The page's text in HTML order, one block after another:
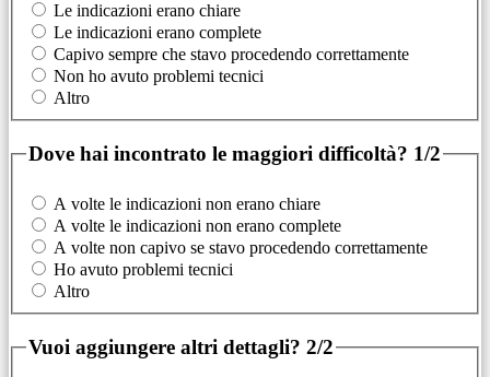
Le indicazioni erano chiare
Le indicazioni erano complete
Capivo sempre che stavo procedendo correttamente
Non ho avuto problemi tecnici
Altro
Dove hai incontrato le maggiori difficoltà? 1/2
A volte le indicazioni non erano chiare
A volte le indicazioni non erano complete
A volte non capivo se stavo procedendo correttamente
Ho avuto problemi tecnici
Altro
Vuoi aggiungere altri dettagli? 2/2